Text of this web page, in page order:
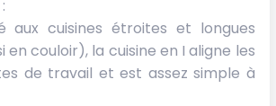
cuisines étroites et longues
en couloir), la cuisine en I aligne les
de travail et est assez simple à